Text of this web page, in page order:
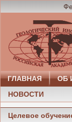
ГЛАВНАЯ ОБ
НОВОСТИ
Целевое